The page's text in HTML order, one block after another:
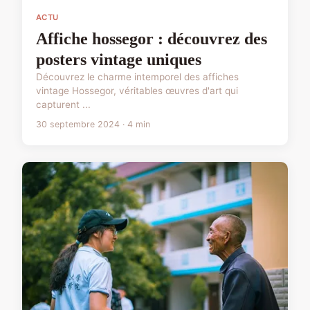
ACTU
Affiche hossegor : découvrez des
posters vintage uniques
Découvrez le charme intemporel des affiches
vintage Hossegor, véritables œuvres d'art qui
capturent ...
30 septembre 2024 · 4 min